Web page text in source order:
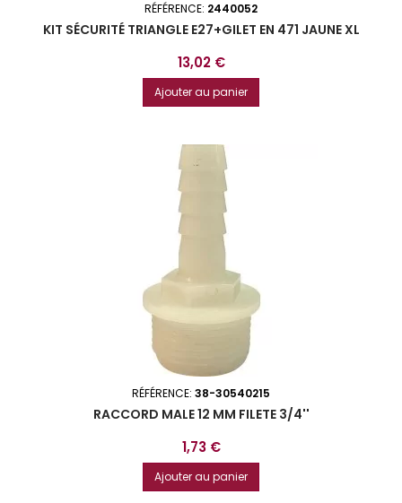
RÉFÉRENCE: 2440052
KIT SÉCURITÉ TRIANGLE E27+GILET EN 471 JAUNE XL
Prix
13,02 €
Ajouter au panier
RÉFÉRENCE: 38-30540215
RACCORD MALE 12 MM FILETE 3/4''
Prix
1,73 €
Ajouter au panier